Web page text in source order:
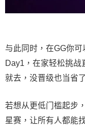
与此同时，在GG你
Day1，在家轻松挑战
就去，没晋级也当省
若想从更低门槛起步
星赛，让所有人都能